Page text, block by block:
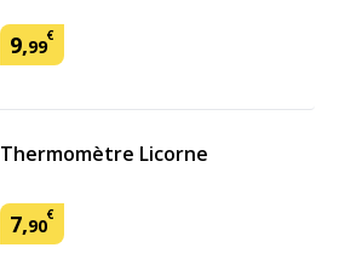
9,99€
Thermomètre Licorne
7,90€